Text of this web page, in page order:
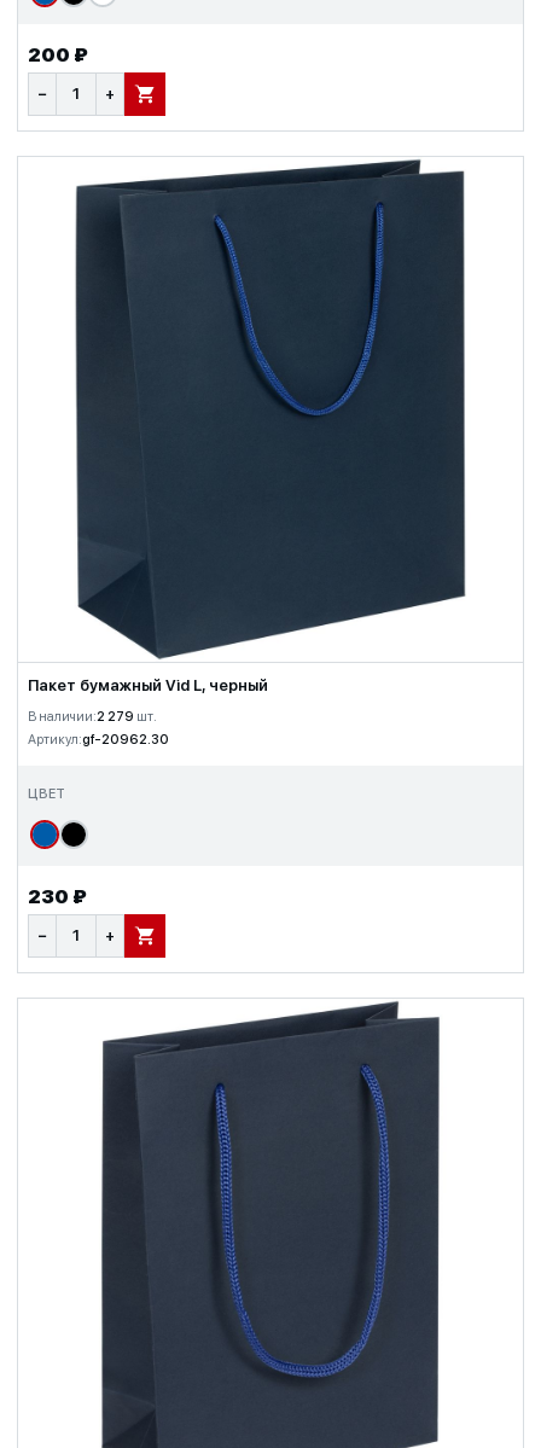
200 ₽
− + В КОРЗИНУ
Пакет бумажный Vid L, черный
В наличии:2 279 шт.
Артикул:gf-20962.30
ЦВЕТ
230 ₽
− + В КОРЗИНУ